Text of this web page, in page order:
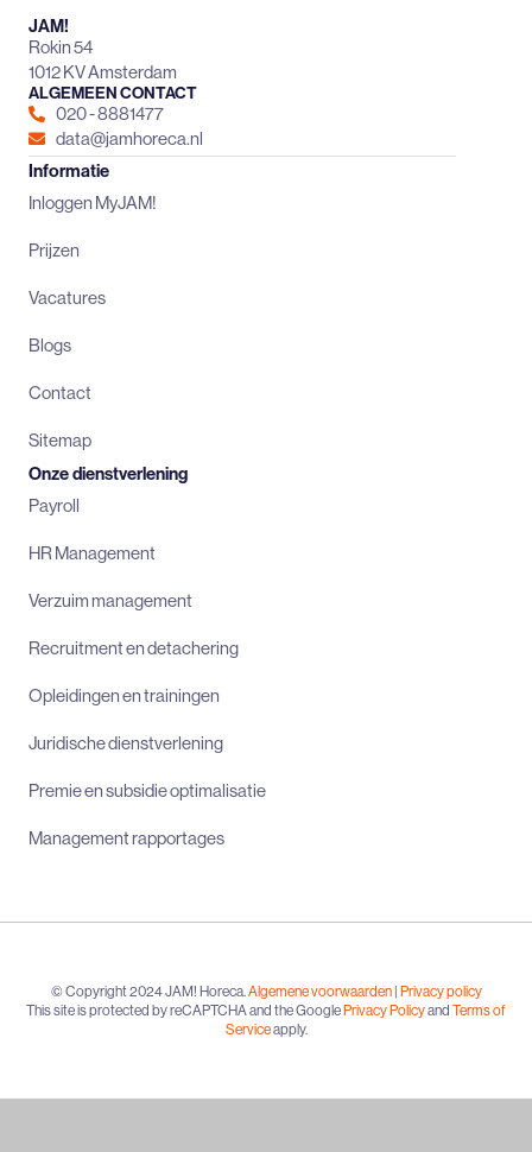
JAM!
Rokin 54
1012 KV Amsterdam
ALGEMEEN CONTACT
020 - 8881477
data@jamhoreca.nl
Informatie
Inloggen MyJAM!
Prijzen
Vacatures
Blogs
Contact
Sitemap
Onze dienstverlening
Payroll
HR Management
Verzuim management
Recruitment en detachering
Opleidingen en trainingen
Juridische dienstverlening
Premie en subsidie optimalisatie
Management rapportages
© Copyright 2024 JAM! Horeca.Algemene voorwaarden| Privacy policy
This site is protected by reCAPTCHA and the GooglePrivacy Policyand Terms of
Serviceapply.